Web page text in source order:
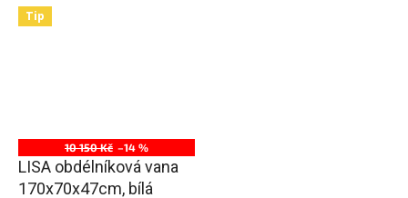
Tip
10 150 Kč –14 %
LISA obdélníková vana
170x70x47cm, bílá